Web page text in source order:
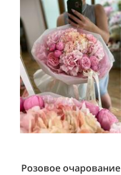
Розовое очарование